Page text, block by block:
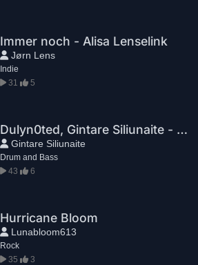
Immer noch - Alisa Lenselink
Jørn Lens
Indie
31
5
Dulyn0ted, Gintare Siliunaite - Whisper In Your Eyes
Gintare Siliunaite
Drum and Bass
43
6
Hurricane Bloom
Lunabloom613
Rock
35
3